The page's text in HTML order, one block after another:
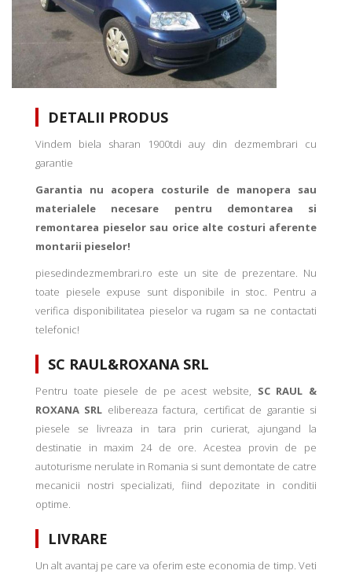
DETALII PRODUS
Vindem biela sharan 1900tdi auy din dezmembrari cu
garantie
Garantia nu acopera costurile de manopera sau
materialele necesare pentru demontarea si
remontarea pieselor sau orice alte costuri aferente
montarii pieselor!
piesedindezmembrari.ro este un site de prezentare. Nu
toate piesele expuse sunt disponibile in stoc. Pentru a
verifica disponibilitatea pieselor va rugam sa ne contactati
telefonic!
SC RAUL&ROXANA SRL
Pentru toate piesele de pe acest website, SC RAUL &
ROXANA SRL elibereaza factura, certificat de garantie si
piesele se livreaza in tara prin curierat, ajungand la
destinatie in maxim 24 de ore. Acestea provin de pe
autoturisme nerulate in Romania si sunt demontate de catre
mecanicii nostri specializati, fiind depozitate in conditii
optime.
LIVRARE
Un alt avantaj pe care va oferim este economia de timp. Veti